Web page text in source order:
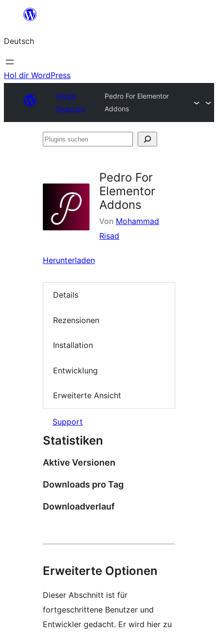
springen
Deutsch
Hol dir WordPress
Plugin
Directory
Pedro For Elementor
Addons
Plugins
Pedro For
Elementor
Addons
Von Mohammad
Risad
Herunterladen
Details
Rezensionen
Installation
Entwicklung
Erweiterte Ansicht
Support
Statistiken
Aktive Versionen
Downloads pro Tag
Downloadverlauf
Erweiterte Optionen
Dieser Abschnitt ist für
fortgeschrittene Benutzer und
Entwickler gedacht. Er wird hier zu